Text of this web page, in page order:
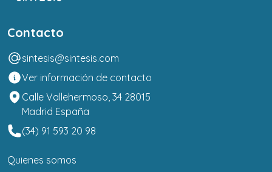
Contacto
sintesis@sintesis.com
Ver información de contacto
Calle Vallehermoso, 34 28015
Madrid España
(34) 91 593 20 98
Quienes somos